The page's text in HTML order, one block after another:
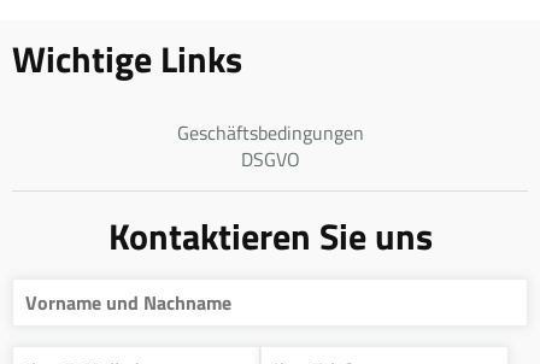
Wichtige Links
Geschäftsbedingungen
DSGVO
Kontaktieren Sie uns